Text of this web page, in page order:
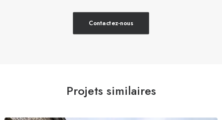
Contactez-nous
Projets similaires